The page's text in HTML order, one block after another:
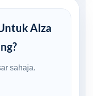
Alza
sahaja.